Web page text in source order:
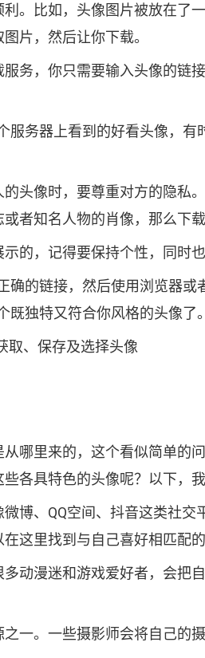
。比如，头像图片被放在了
片，然后让你下载。
务，你只需要输入头像的链
服务器上看到的好看头像，
头像时，要尊重对方的隐私
者知名人物的肖像，那么下
的，记得要保持个性，同时
确的链接，然后使用浏览器
独特又符合你风格的头像了。
哪里来的，这个看似简单的
各具特色的头像呢？以下，
博、QQ空间、抖音这类社
这里找到与自己喜好相匹配的
动漫迷和游戏爱好者，会把
一。一些摄影师会将自己的